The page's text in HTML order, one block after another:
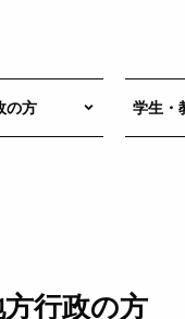
の方 keyboard_arrow_down 学生・
行政の方